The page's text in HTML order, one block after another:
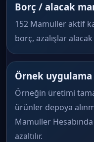
Borç / alacak
152 Mamuller aktif
borç, azalışlar alacak
Örnek uygulama
Örneğin üretimi
ürünler depoya
Mamuller
azaltılır.